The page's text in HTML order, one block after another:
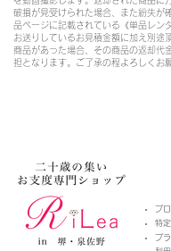
破損が見受けられた場合、また紛失が
品ページに記載されている《単品レン
お送りしているお見積金額に加え別途
商品があった場合、その商品の返却代
担となります。ご了承の程よろしくお
ブ
特
プ